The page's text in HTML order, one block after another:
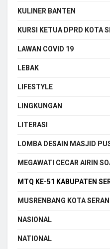
KULINER BANTEN
KURSI KETUA DPRD KOTA
LAWAN COVID 19
LEBAK
LIFESTYLE
LINGKUNGAN
LITERASI
LOMBA DESAIN MASJID
MEGAWATI CECAR AIRIN
MTQ KE-51 KABUPATEN
MUSRENBANG KOTA
NASIONAL
NATIONAL